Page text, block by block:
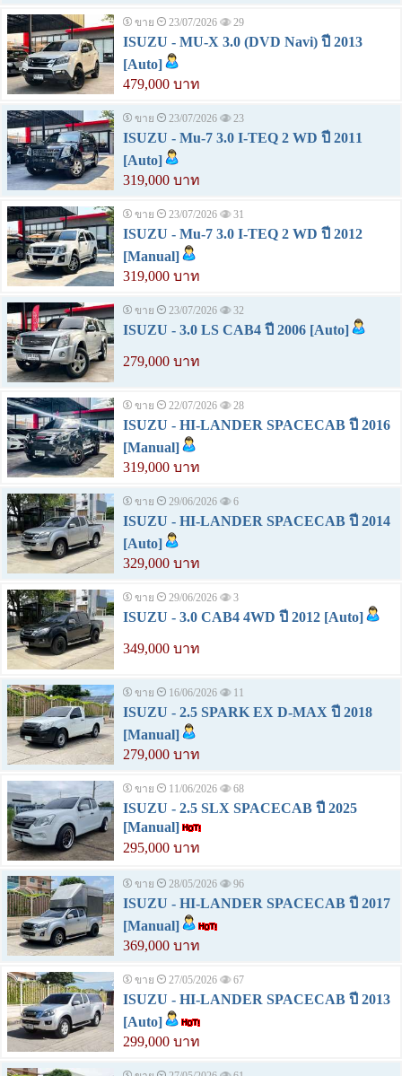
ขาย 23/07/2026 29
ISUZU - MU-X 3.0 (DVD Navi) ปี 2013
[Auto]
479,000 บาท
ขาย 23/07/2026 23
ISUZU - Mu-7 3.0 I-TEQ 2 WD ปี 2011
[Auto]
319,000 บาท
ขาย 23/07/2026 31
ISUZU - Mu-7 3.0 I-TEQ 2 WD ปี 2012
[Manual]
319,000 บาท
ขาย 23/07/2026 32
ISUZU - 3.0 LS CAB4 ปี 2006 [Auto]
279,000 บาท
ขาย 22/07/2026 28
ISUZU - HI-LANDER SPACECAB ปี 2016
[Manual]
319,000 บาท
ขาย 29/06/2026 6
ISUZU - HI-LANDER SPACECAB ปี 2014
[Auto]
329,000 บาท
ขาย 29/06/2026 3
ISUZU - 3.0 CAB4 4WD ปี 2012 [Auto]
349,000 บาท
ขาย 16/06/2026 11
ISUZU - 2.5 SPARK EX D-MAX ปี 2018
[Manual]
279,000 บาท
ขาย 11/06/2026 68
ISUZU - 2.5 SLX SPACECAB ปี 2025
[Manual]
295,000 บาท
ขาย 28/05/2026 96
ISUZU - HI-LANDER SPACECAB ปี 2017
[Manual]
369,000 บาท
ขาย 27/05/2026 67
ISUZU - HI-LANDER SPACECAB ปี 2013
[Auto]
299,000 บาท